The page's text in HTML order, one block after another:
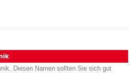
Diesen Namen sollten Sie sich gut